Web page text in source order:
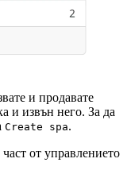
и продавате
и извън него. За да
Create spa.
от управлението